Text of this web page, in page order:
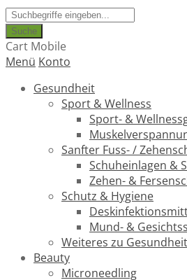
Suche
Cart Mobile
Menü Konto
Gesundheit
Sport & Wellness
Sport- &
Sanfter Fuss- /
Schuheinlagen &
Zehen- &
Schutz & Hygiene
Mund- &
Weiteres zu Gesundheit
Beauty
Microneedling